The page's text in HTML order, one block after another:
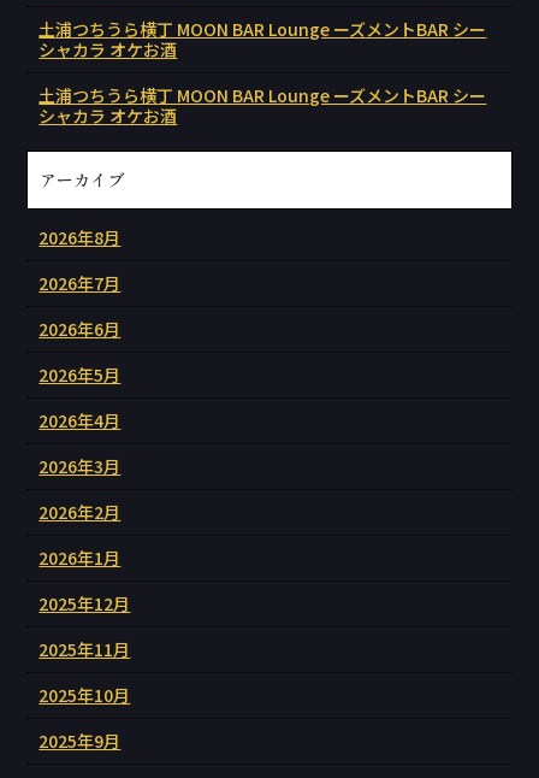
土浦つちうら横丁 MOON BAR Lounge ーズメントBAR シー
シャカラ オケお酒
土浦つちうら横丁 MOON BAR Lounge ーズメントBAR シー
シャカラ オケお酒
アーカイブ
2026年8月
2026年7月
2026年6月
2026年5月
2026年4月
2026年3月
2026年2月
2026年1月
2025年12月
2025年11月
2025年10月
2025年9月